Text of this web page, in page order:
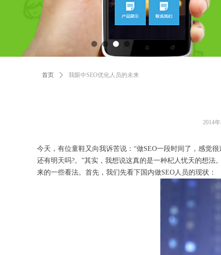
首页 ꄲ 我眼中SEO优化人员的未来
今天，有位童鞋又向我诉苦说：“做SEO一段时间了，感觉
还有明天吗?。”其实，我想说这真的是一种杞人忧天的想
来的一些看法。首先，我们先看下国内做SEO人员的现状：
2014